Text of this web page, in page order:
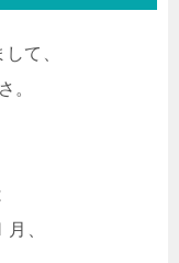
て、
。
、